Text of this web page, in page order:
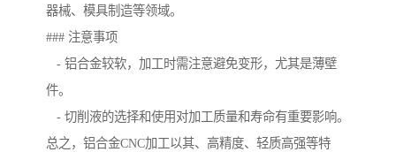
器械、模具制造等领域。
### 注意事项
- 铝合金较软，加工时需注意避免变形，尤其是薄壁
件。
- 切削液的选择和使用对加工质量和寿命有重要影响。
总之，铝合金CNC加工以其、高精度、轻质高强等特